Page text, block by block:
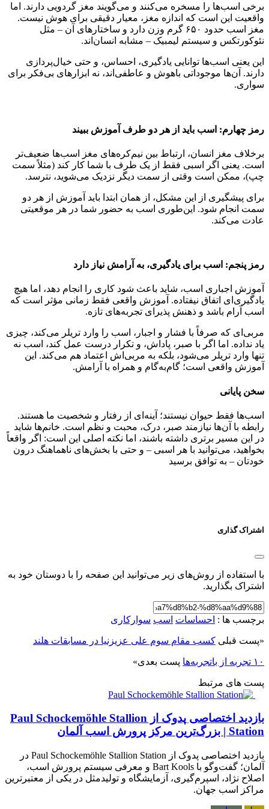
برخی اسب‌ها را مسخره می‌کنند و می‌گویند مغز گردویی دارند. اما
واقعیت این است که اندازه مغز، معیار دقیقی برای هوش نیست.
مغز اسب حدود ۶۵۰ گرم وزن دارد و ساختارهای آن – مثل
نئوکورتکس و سیستم لیمبیک – مشابه انسان‌اند.
این یعنی اسب‌ها توانایی یادگیری، احساس، و حتی خیال‌پردازی
دارند. آن‌ها موجوداتی باهوش و عاطفی‌اند، نه ابزارهای بی‌فکر برای
سواری.
رمز چهارم: اسب باید از هر دو طرف آموزش ببیند
برخلاف مغز انسان، ارتباط بین نیم‌کره‌های مغز اسب‌ها ضعیف‌تر
است. یعنی اگر اسبی فقط از یک طرف با شما کار کند (مثلاً سمت
چپ)، ممکن است وقتی از سمت دیگر نزدیک می‌شوید، نترسد.
برای پیشگیری از این مشکل، از همان ابتدا باید آموزش از هر دو
سمت انجام شود. این‌طوری اسب به حضور شما در هر موقعیتی
عادت می‌کند.
رمز پنجم: اسب برای یادگیری، به آرامش نیاز دارد
آموزش اجباری اسب، شاید باعث شود کاری را انجام دهد، اما هیچ
یادگیری‌ای اتفاق نیفتاده. آموزش واقعی فقط زمانی مؤثر است که
اسب آرام باشد و ذهنش پذیرای تجربه‌های تازه.
مربی‌ای که صرفاً با فشار و اجبار، اسب را وارد تریلر می‌کند، چیزی
یاد نداده. اما اگر با صبر، پاداش، و تکرار درست عمل کند، اسب نه
تنها وارد تریلر می‌شود، بلکه به مربی‌اش اعتماد هم می‌کند. این
آموزش واقعی است؛ گام‌به‌گام و همراه با آرامش.
سخن پایانی
اسب‌ها فقط حیوان نیستند؛ آینه‌ای از رفتار و شخصیت ما هستند.
رابطه با آن‌ها نیازمند صبر، درک، محبت و نظم است. خانم‌ها شاید
در این مسیر برتری داشته باشند، اما نکته اصلی این است: اگر واقعاً
بخواهید، می‌توانید با هر اسبی – و حتی با بخش‌های ناهماهنگ درون
خودتان – به توافق برسید
اشتراک گذاری
با استفاده از روش‌های زیر می‌توانید این صفحه را با دوستان خود به
اشتراک بگذارید.
برچسب ها : احساسات اسب سوارکاری
«پست قبلی کسب مقام سوم علی عزیزنیا در مسابقات هلند
۱۰ تجربه از باتجربه‌ها پست بعدی»
پست های مرتبط
بازدید اختصاصی پدوک از Paul Schockemöhle Stallion
Station | بزرگ‌ترین مرکز پرورش اسب آلمان
بازدید اختصاصی پدوک از Paul Schockemöhle Stallion Station در
آلمان؛ گفت‌وگو با Bart Kools و معرفی سیستم پرورش اسب،
اصلاح نژاد، اسپرم‌گیری، آزمایشگاه و تولیدمثل در یکی از معتبرترین
مراکز اسب جهان.